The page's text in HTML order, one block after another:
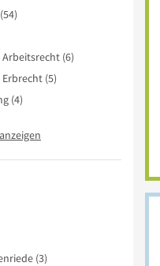
(54)
Arbeitsrecht (6)
Erbrecht (5)
(4)
(3)